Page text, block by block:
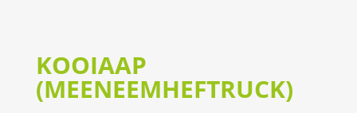
KOOIAAP
(MEENEEMHEFTRUCK)